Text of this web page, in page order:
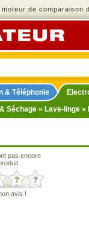
de comparaison
& Téléphonie
Séchage » Lave-linge »
pas encore
avis !